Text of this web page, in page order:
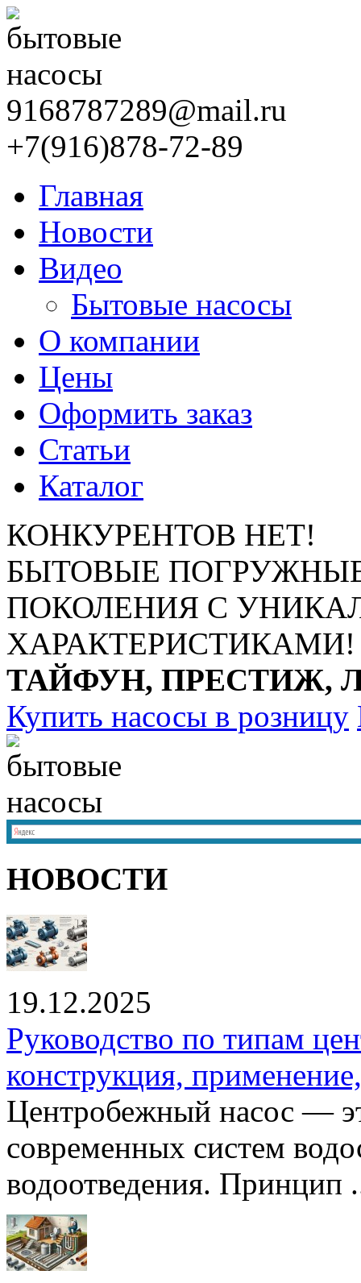
9168787289@mail.ru
+7(916)878-72-89
Главная
Новости
Видео
Бытовые насосы
О компании
Цены
Оформить заказ
Статьи
Каталог
КОНКУРЕНТОВ НЕТ!
БЫТОВЫЕ
ПОКОЛЕНИЯ С
ХАРАКТЕРИСТИКАМИ!
ТАЙФУН, ПРЕСТИЖ,
Купить насосы в розницу
НОВОСТИ
19.12.2025
Руководство по типам
конструкция,
Центробежный насос —
современных систем
водоотведения. Принцип